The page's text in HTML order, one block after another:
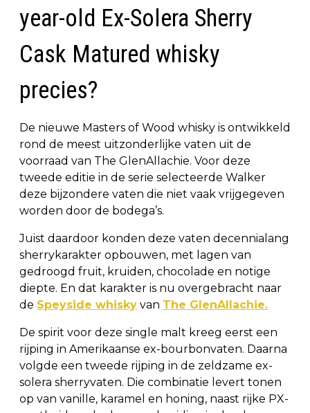
year-old Ex-Solera Sherry
Cask Matured whisky
precies?
De nieuwe Masters of Wood whisky is ontwikkeld
rond de meest uitzonderlijke vaten uit de
voorraad van The GlenAllachie. Voor deze
tweede editie in de serie selecteerde Walker
deze bijzondere vaten die niet vaak vrijgegeven
worden door de bodega’s.
Juist daardoor konden deze vaten decennialang
sherrykarakter opbouwen, met lagen van
gedroogd fruit, kruiden, chocolade en notige
diepte. En dat karakter is nu overgebracht naar
de Speyside whisky van The GlenAllachie.
De spirit voor deze single malt kreeg eerst een
rijping in Amerikaanse ex-bourbonvaten. Daarna
volgde een tweede rijping in de zeldzame ex-
solera sherryvaten. Die combinatie levert tonen
op van vanille, karamel en honing, naast rijke PX-